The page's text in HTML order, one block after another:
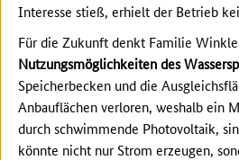
Interesse stieß, erhielt der Betrieb
Für die Zukunft denkt Familie
Nutzungsmöglichkeiten des
Speicherbecken und die
Anbauflächen verloren, weshalb ein
durch schwimmende Photovoltaik,
könnte nicht nur Strom erzeugen,